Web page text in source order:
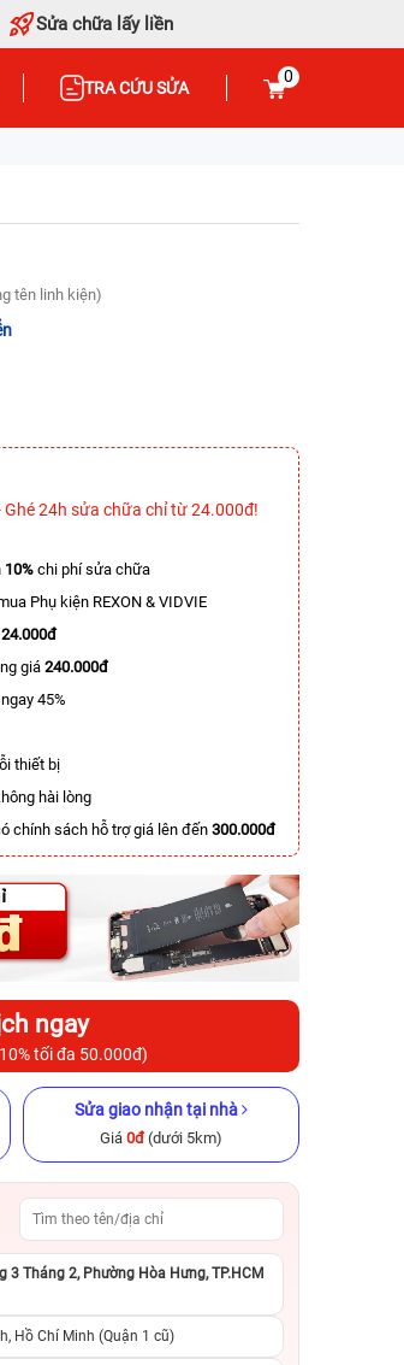
Sửa chữa lấy liền
TRA CỨU SỬA
0
hãng
8.490.000đ
11.990.000đ
-6.000.000đ
tên linh kiện)
24h sửa chữa chỉ từ 24.000đ!
10% chi phí sửa chữa
Phụ kiện REXON & VIDVIE
24.000đ
giá 240.000đ
45%
thiết bị
hài lòng
chính sách hỗ trợ giá lên đến 300.000đ
ngay
tối đa 50.000đ)
Sửa giao nhận tại nhà
Giá 0đ(dưới 5km)
3 Tháng 2, Phường Hòa Hưng, TP.HCM
Hồ Chí Minh (Quận 1 cũ)